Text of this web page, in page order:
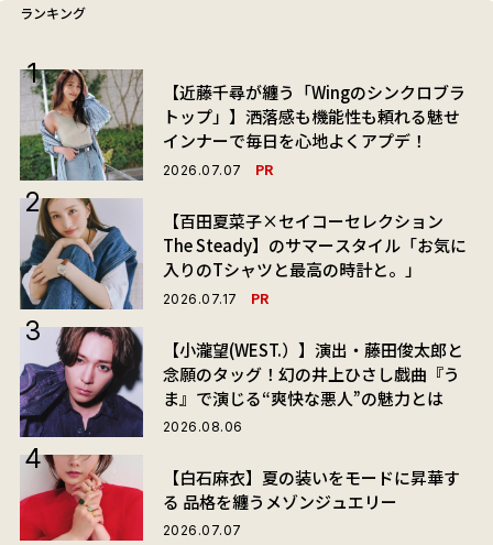
ランキング
【近藤千尋が纏う「Wingのシンクロブラ
トップ」】洒落感も機能性も頼れる魅せ
インナーで毎日を心地よくアプデ！
2026.07.07 PR
【百田夏菜子×セイコーセレクション
The Steady】のサマースタイル「お気に
入りのTシャツと最高の時計と。」
2026.07.17 PR
【小瀧望(WEST.）】演出・藤田俊太郎と
念願のタッグ！幻の井上ひさし戯曲『う
ま』で演じる“爽快な悪人”の魅力とは
2026.08.06
【白石麻衣】夏の装いをモードに昇華す
る 品格を纏うメゾンジュエリー
2026.07.07